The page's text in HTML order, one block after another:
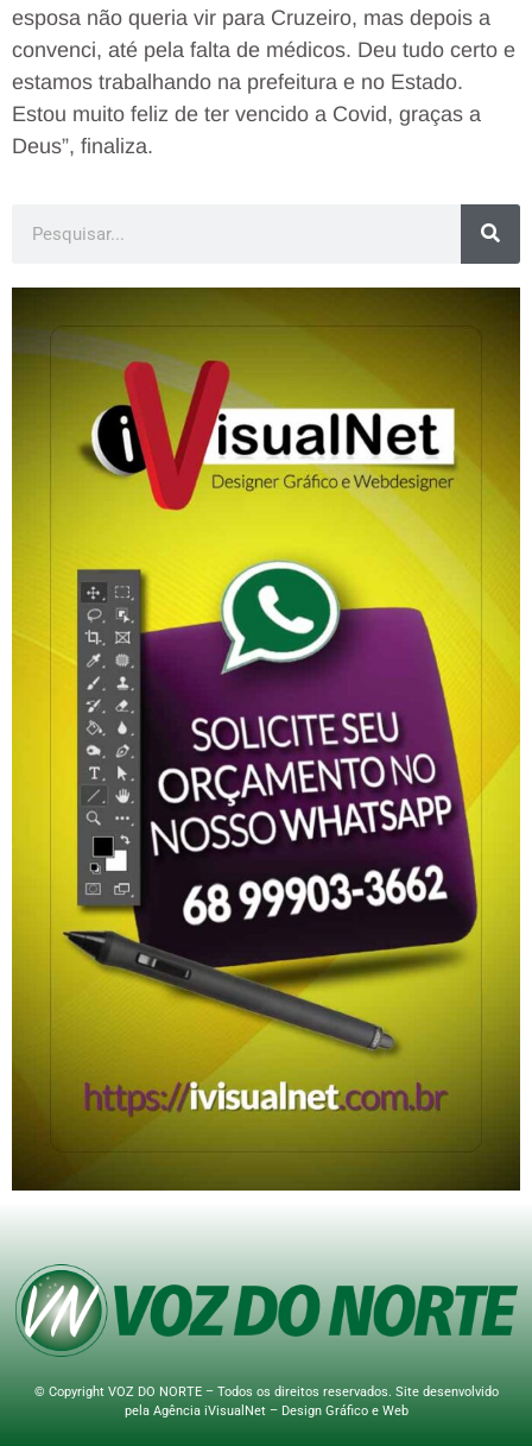
esposa não queria vir para Cruzeiro, mas depois a
convenci, até pela falta de médicos. Deu tudo certo e
estamos trabalhando na prefeitura e no Estado.
Estou muito feliz de ter vencido a Covid, graças a
Deus”, finaliza.
© Copyright VOZ DO NORTE – Todos os direitos reservados. Site desenvolvido
pela Agência iVisualNet – Design Gráfico e Web